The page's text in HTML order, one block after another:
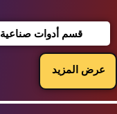
قسم أدوات صناعية
عرض المزيد